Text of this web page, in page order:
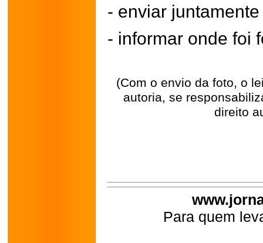
- enviar
- informar onde foi
(Com o envio da foto, o
autoria, se
direito
Para quem